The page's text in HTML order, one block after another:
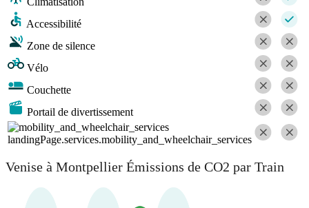
Accessibilité
Zone de silence
Vélo
Couchette
Portail de divertissement
landingPage.services.mobility_and_wheelchair_services
Venise à Montpellier Émissions de CO2 par Train